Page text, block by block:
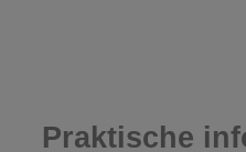
Praktische